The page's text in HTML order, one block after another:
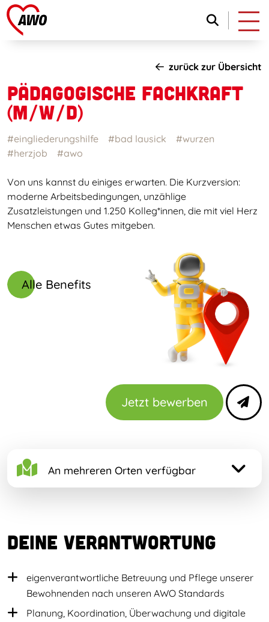
zurück zur Übersicht
PÄDAGOGISCHE FACHKRAFT
(M/W/D)
#eingliederungshilfe #bad lausick
#wurzen
#herzjob
#awo
Von uns kannst du einiges erwarten. Die Kurzversion:
moderne Arbeitsbedingungen, unzählige
Zusatzleistungen und 1.250 Kolleg*innen, die mit viel Herz
Menschen etwas Gutes mitgeben.
Alle Benefits
Deine Verantwortung
eigenverantwortliche Betreuung und Pflege unserer
Bewohnenden nach unseren AWO Standards
Planung, Koordination, Überwachung und digitale
Jetzt bewerben
An mehreren Orten verfügbar